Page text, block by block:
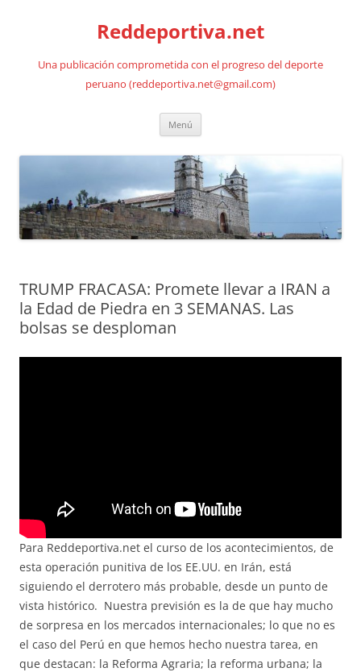
Reddeportiva.net
Una publicación comprometida con el progreso del deporte
peruano (reddeportiva.net@gmail.com)
Menú
TRUMP FRACASA: Promete llevar a IRAN a
la Edad de Piedra en 3 SEMANAS. Las
bolsas se desploman
Para Reddeportiva.net el curso de los acontecimientos, de
esta operación punitiva de los EE.UU. en Irán, está
siguiendo el derrotero más probable, desde un punto de
vista histórico. Nuestra previsión es la de que hay mucho
de sorpresa en los mercados internacionales; lo que no es
el caso del Perú en que hemos hecho nuestra tarea, en
que destacan: la Reforma Agraria; la reforma urbana; la